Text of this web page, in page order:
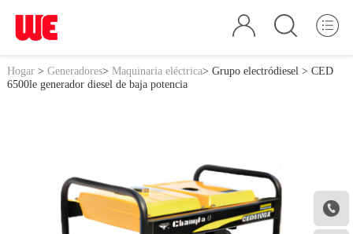

Hogar> Generadores> Maquinaria eléctrica> Grupo electródiesel > CED
6500le generador diesel de baja potencia